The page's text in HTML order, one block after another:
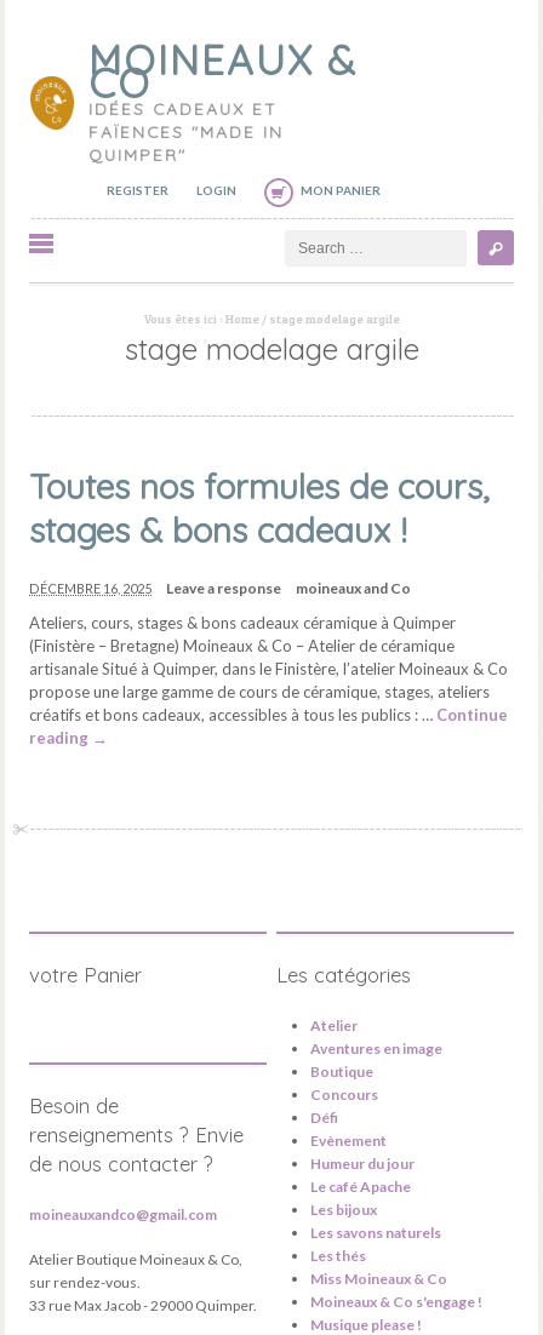
MOINEAUX &
CO
IDÉES CADEAUX ET
FAÏENCES "MADE IN
QUIMPER"
REGISTER LOGIN MON PANIER
Vous êtes ici : Home / stage modelage argile
stage modelage argile
Toutes nos formules de cours,
stages & bons cadeaux !
DÉCEMBRE 16, 2025 Leave a response moineaux and Co
Ateliers, cours, stages & bons cadeaux céramique à Quimper
(Finistère – Bretagne) Moineaux & Co – Atelier de céramique
artisanale Situé à Quimper, dans le Finistère, l’atelier Moineaux & Co
propose une large gamme de cours de céramique, stages, ateliers
créatifs et bons cadeaux, accessibles à tous les publics : … Continue
reading →
votre Panier Les catégories
Atelier
Aventures en image
Boutique
Concours
Défi
Evènement
Humeur du jour
Le café Apache
Les bijoux
Les savons naturels
Les thés
Miss Moineaux & Co
Moineaux & Co s'engage !
Musique please !
Besoin de
renseignements ? Envie
de nous contacter ?
moineauxandco@gmail.com
Atelier Boutique Moineaux & Co,
sur rendez-vous.
33 rue Max Jacob - 29000 Quimper.